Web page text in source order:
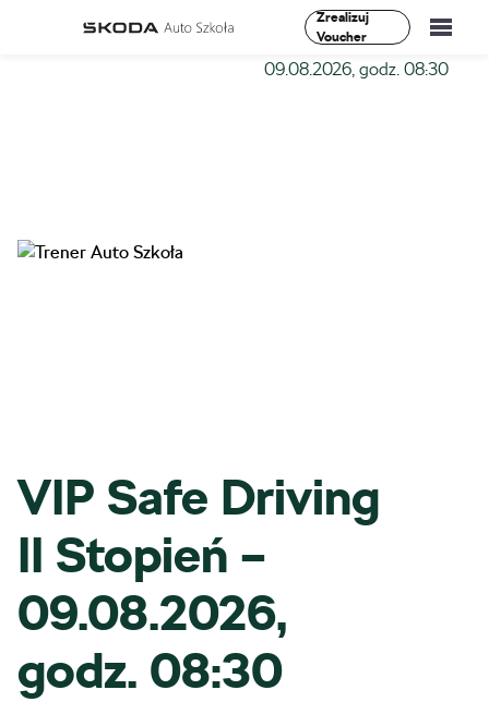
Zrealizuj
Voucher
VIP Safe Driving II Stopień –
09.08.2026, godz. 08:30
VIP Safe Driving
II Stopień –
09.08.2026,
godz. 08:30